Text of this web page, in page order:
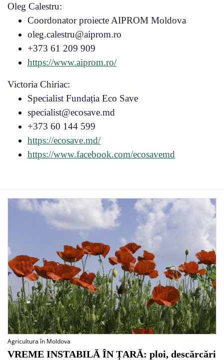
Oleg Calestru:
Coordonator proiecte AIPROM Moldova
oleg.calestru@aiprom.ro
+373 61 209 909
https://www.aiprom.ro/
Victoria Chiriac:
Specialist Fundația Eco Save
specialist@ecosave.md
+373 60 144 599
https://ecosave.md/
https://www.facebook.com/ecosavemd
Agricultura în Moldova
VREME INSTABILĂ ÎN ȚARĂ: ploi, descărcări